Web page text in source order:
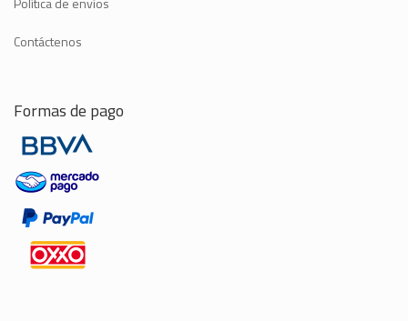
Contáctenos
Formas de pago